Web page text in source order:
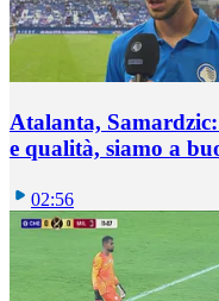
Atalanta,
e qualità, siamo a
02:56